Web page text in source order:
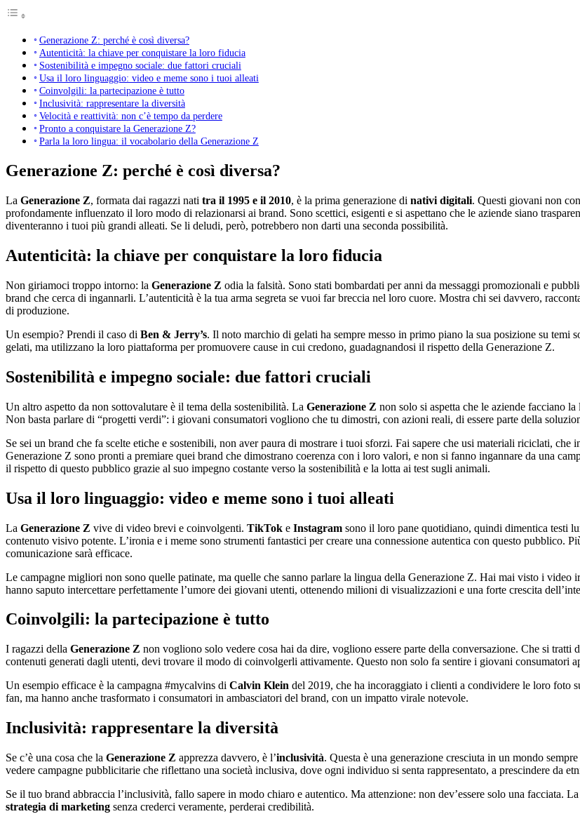
Generazione Z: perché è così diversa?
Autenticità: la chiave per conquistare la loro fiducia
Sostenibilità e impegno sociale: due fattori cruciali
Usa il loro linguaggio: video e meme sono i tuoi alleati
Coinvolgili: la partecipazione è tutto
Inclusività: rappresentare la diversità
Velocità e reattività: non c’è tempo da perdere
Pronto a conquistare la Generazione Z?
Parla la loro lingua: il vocabolario della Generazione Z
Generazione Z: perché è così diversa?
La Generazione Z, formata dai ragazzi nati tra il 1995 e il 2010, è la prima generazione di nativi digitali. Questi giovani non
profondamente influenzato il loro modo di relazionarsi ai brand. Sono scettici, esigenti e si aspettano che le aziende siano
diventeranno i tuoi più grandi alleati. Se li deludi, però, potrebbero non darti una seconda possibilità.
Autenticità: la chiave per conquistare la loro fiducia
Non giriamoci troppo intorno: la Generazione Z odia la falsità. Sono stati bombardati per anni da messaggi promozionali e
brand che cerca di ingannarli. L’autenticità è la tua arma segreta se vuoi far breccia nel loro cuore. Mostra chi sei davvero,
di produzione.
Un esempio? Prendi il caso di Ben & Jerry’s. Il noto marchio di gelati ha sempre messo in primo piano la sua posizione su
gelati, ma utilizzano la loro piattaforma per promuovere cause in cui credono, guadagnandosi il rispetto della Generazione Z.
Sostenibilità e impegno sociale: due fattori cruciali
Un altro aspetto da non sottovalutare è il tema della sostenibilità. La Generazione Z non solo si aspetta che le aziende facciano
Non basta parlare di “progetti verdi”: i giovani consumatori vogliono che tu dimostri, con azioni reali, di essere parte della
Se sei un brand che fa scelte etiche e sostenibili, non aver paura di mostrare i tuoi sforzi. Fai sapere che usi materiali riciclati,
Generazione Z sono pronti a premiare quei brand che dimostrano coerenza con i loro valori, e non si fanno ingannare da una
il rispetto di questo pubblico grazie al suo impegno costante verso la sostenibilità e la lotta ai test sugli animali.
Usa il loro linguaggio: video e meme sono i tuoi alleati
La Generazione Z vive di video brevi e coinvolgenti. TikTok e Instagram sono il loro pane quotidiano, quindi dimentica testi
contenuto visivo potente. L’ironia e i meme sono strumenti fantastici per creare una connessione autentica con questo
comunicazione sarà efficace.
Le campagne migliori non sono quelle patinate, ma quelle che sanno parlare la lingua della Generazione Z. Hai mai visto i video
hanno saputo intercettare perfettamente l’umore dei giovani utenti, ottenendo milioni di visualizzazioni e una forte crescita
Coinvolgili: la partecipazione è tutto
I ragazzi della Generazione Z non vogliono solo vedere cosa hai da dire, vogliono essere parte della conversazione. Che si
contenuti generati dagli utenti, devi trovare il modo di coinvolgerli attivamente. Questo non solo fa sentire i giovani consumatori
Un esempio efficace è la campagna #mycalvins di Calvin Klein del 2019, che ha incoraggiato i clienti a condividere le loro foto
fan, ma hanno anche trasformato i consumatori in ambasciatori del brand, con un impatto virale notevole.
Inclusività: rappresentare la diversità
Se c’è una cosa che la Generazione Z apprezza davvero, è l’inclusività. Questa è una generazione cresciuta in un mondo
vedere campagne pubblicitarie che riflettano una società inclusiva, dove ogni individuo si senta rappresentato, a prescindere da
Se il tuo brand abbraccia l’inclusività, fallo sapere in modo chiaro e autentico. Ma attenzione: non dev’essere solo una facciata.
strategia di marketing senza crederci veramente, perderai credibilità.